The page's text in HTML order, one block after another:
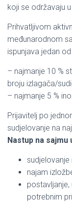
koji se održavaju
Prihvatljivom
međunarodnom
ispunjava jedan
– najmanje 10 %
broju izlagača/
– najmanje 5 %
Prijavitelj po
sudjelovanje na
Nastup na
najam
potrebnim